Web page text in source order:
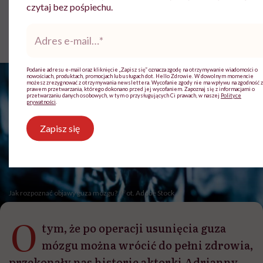
Aleksandra Zalewska-Stankiewicz
Aktualizacja:14.08.2025 14:16
Jak rozpoznać objawy guza mózgu? / Fot. Adobe Stock
O tym, że po operacji usunięcia guza
mózgu można wrócić do pełni zdrowia,
czytaj bez pośpiechu.
*
Podanie adresu e-mail oraz kliknięcie „Zapisz się” oznacza zgodę na otrzymywanie wiadomości o
nowościach, produktach, promocjach lub usługach dot. Hello Zdrowie. W dowolnym momencie
możesz zrezygnować z otrzymywania newslettera. Wycofanie zgody nie ma wpływu na zgodność z
prawem przetwarzania, którego dokonano przed jej wycofaniem. Zapoznaj się z informacjami o
przetwarzaniu danych osobowych, w tym o przysługujących Ci prawach, w naszej Polityce
prywatności
Zapisz się